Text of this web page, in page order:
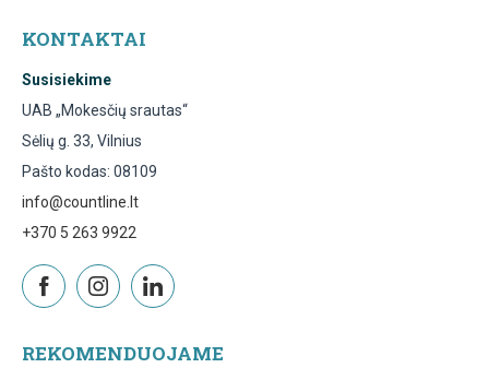
KONTAKTAI
Susisiekime
UAB „Mokesčių srautas“
Sėlių g. 33, Vilnius
Pašto kodas: 08109
info@countline.lt
+370 5 263 9922
REKOMENDUOJAME